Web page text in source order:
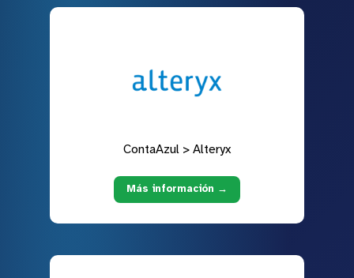
ContaAzul > Alteryx
Más información →